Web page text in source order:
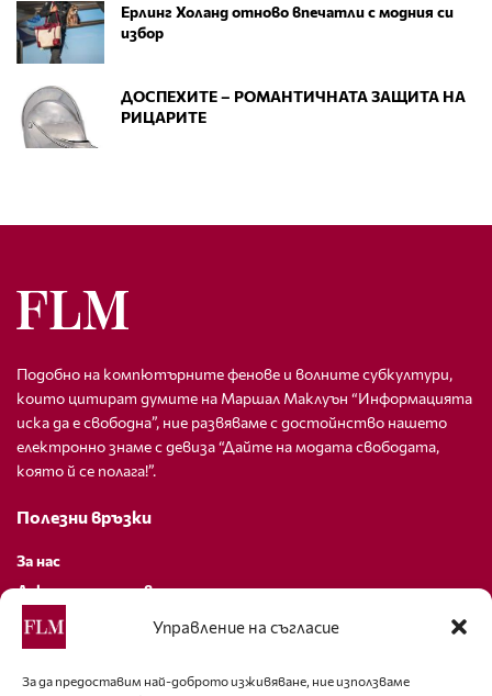
Управление на съгласие
За да предоставим най-доброто изживяване, ние използваме
Ерлинг Холанд отново впечатли с модния си
избор
ДОСПЕХИТЕ – РОМАНТИЧНАТА ЗАЩИТА НА
РИЦАРИТЕ
Подобно на компютърните фенове и волните субкултури,
които цитират думите на Маршал Маклуън “Информацията
иска да е свободна”, ние развяваме с достойнство нашето
електронно знаме с девиза “Дайте на модата свободата,
която й се полага!”.
Полезни връзки
За нас
Декларация за поверителност
Политика за бисквитки
За контакти